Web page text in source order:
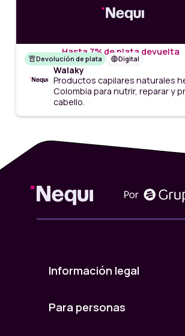
Hasta 7% de plata devuelta
Devolución de plata Digital
Walaky
Productos capilares naturales
Colombia para nutrir, reparar y
cabello.
Información legal
Para personas